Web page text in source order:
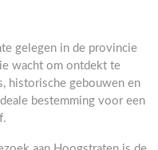
gelegen in de provincie
wacht om ontdekt te
historische gebouwen en
bestemming voor een